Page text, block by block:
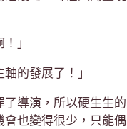
」
的發展了！」
導演，所以硬生生的
也變得很少，只能偶